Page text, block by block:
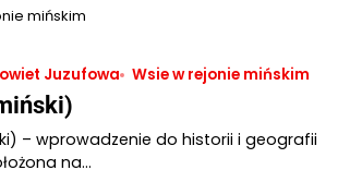
mińskim
Juzufowa Wsie w rejonie mińskim
– wprowadzenie do historii i geografii
na…